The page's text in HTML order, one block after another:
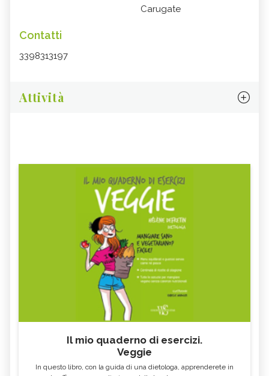
Carugate
Contatti
3398313197
Attività
Il mio quaderno di esercizi.
Veggie
In questo libro, con la guida di una dietologa, apprenderete in